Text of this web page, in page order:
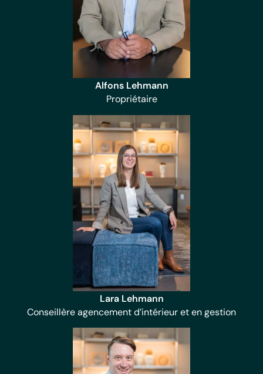
Alfons Lehmann
Propriétaire
Lara Lehmann
Conseillère agencement d’intérieur et en gestion